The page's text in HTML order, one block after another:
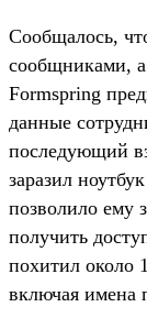
Сообщалось,
сообщниками,
Formspring
данные
последующий
заразил
позволило ему
получить
похитил около
включая имена